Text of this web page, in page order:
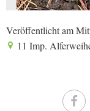
Veröffentlicht am
11 Imp.